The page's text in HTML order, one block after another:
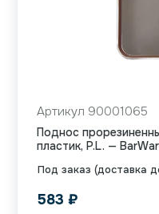
Под заказ (доставка
Артикул 90001065
Поднос
пластик, P.L. —
583 ₽